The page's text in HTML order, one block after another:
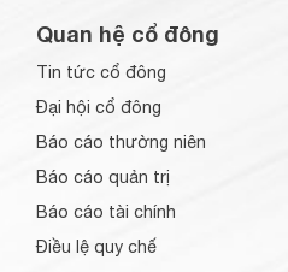
Quan hệ cổ đông
Tin tức cổ đông
Đại hội cổ đông
Báo cáo thường niên
Báo cáo quản trị
Báo cáo tài chính
Điều lệ quy chế